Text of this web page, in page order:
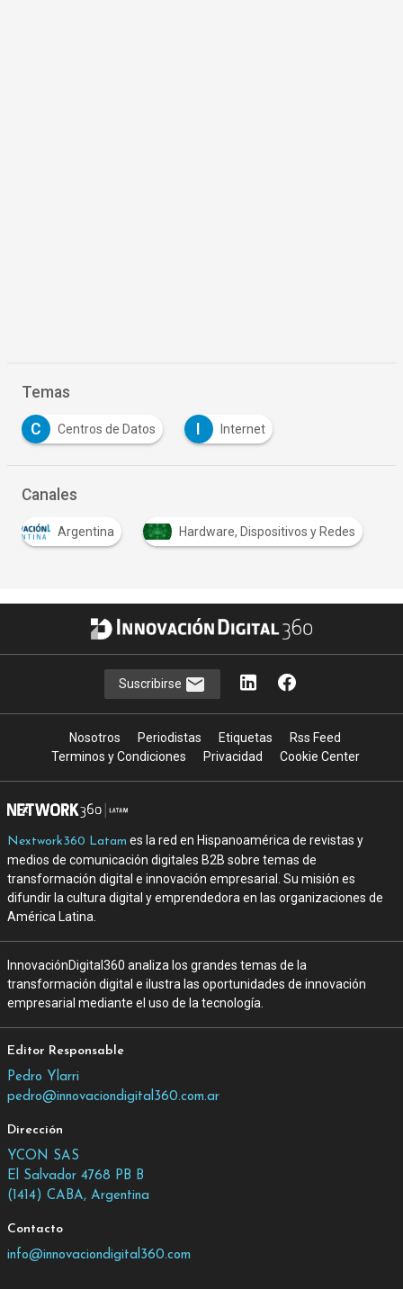
Temas
C Centros de Datos I Internet
Canales
Argentina Hardware, Dispositivos y Redes
Suscribirse
Nosotros Periodistas Etiquetas
Rss Feed
Terminos y Condiciones
Privacidad Cookie Center
Nextwork360 Latam es la red en Hispanoamérica de revistas y
medios de comunicación digitales B2B sobre temas de
transformación digital e innovación empresarial. Su misión es
difundir la cultura digital y emprendedora en las organizaciones de
América Latina.
InnovaciónDigital360 analiza los grandes temas de la
transformación digital e ilustra las oportunidades de innovación
empresarial mediante el uso de la tecnología.
Editor Responsable
Pedro Ylarri
pedro@innovaciondigital360.com.ar
Dirección
YCON SAS
El Salvador 4768 PB B
(1414) CABA, Argentina
Contacto
info@innovaciondigital360.com